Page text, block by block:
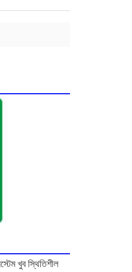
খুব স্থিতিশীল